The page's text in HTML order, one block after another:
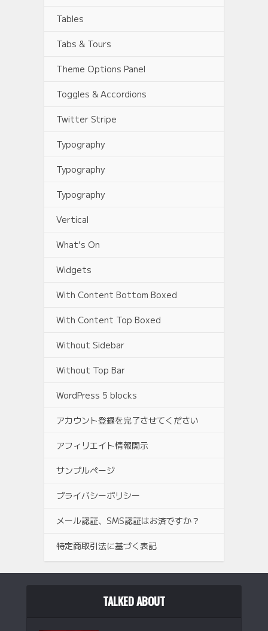
Tables
Tabs & Tours
Theme Options Panel
Toggles & Accordions
Twitter Stripe
Typography
Typography
Typography
Vertical
What’s On
Widgets
With Content Bottom Boxed
With Content Top Boxed
Without Sidebar
Without Top Bar
WordPress 5 blocks
アカウント登録を完了させてください
アフィリエイト情報開示
サンプルページ
プライバシーポリシー
メール認証、SMS認証はお済ですか？
特定商取引法に基づく表記
TALKED ABOUT